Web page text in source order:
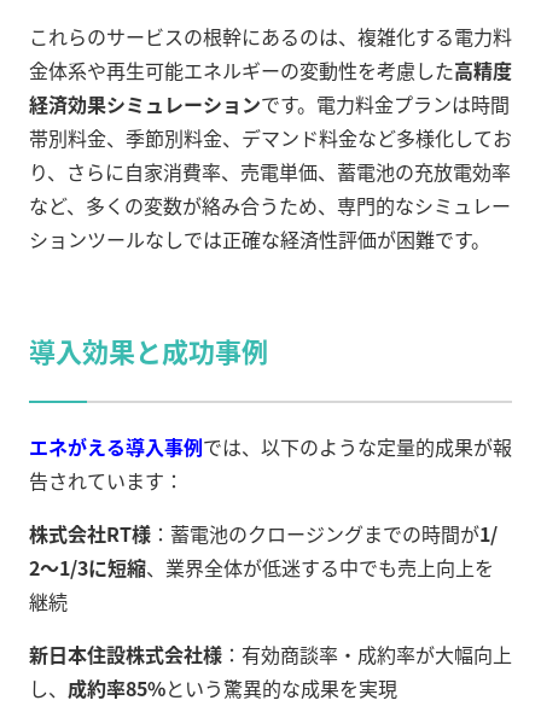
これらのサービスの根幹にあるのは、複雑化する電力料
金体系や再生可能エネルギーの変動性を考慮した高精度
経済効果シミュレーションです。電力料金プランは時間
帯別料金、季節別料金、デマンド料金など多様化してお
り、さらに自家消費率、売電単価、蓄電池の充放電効率
など、多くの変数が絡み合うため、専門的なシミュレー
ションツールなしでは正確な経済性評価が困難です。
導入効果と成功事例
エネがえる導入事例では、以下のような定量的成果が報
告されています：
株式会社RT様 ：蓄電池のクロージングまでの時間が1/
2〜1/3に短縮、業界全体が低迷する中でも売上向上を
継続
新日本住設株式会社様 ：有効商談率・成約率が大幅向上
し、 成約率85%という驚異的な成果を実現